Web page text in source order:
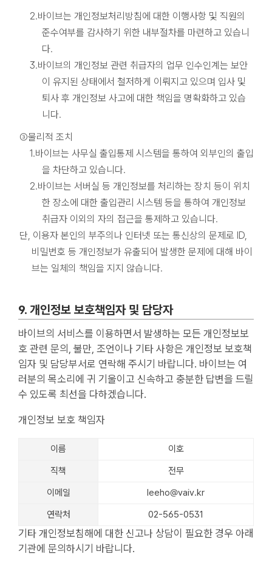
2.바이브는 개인정보처리방침에 대한 이행사항 및 직원의
준수여부를 감사하기 위한 내부절차를 마련하고 있습니
다.
3.바이브의 개인정보 관련 취급자의 업무 인수인계는 보안
이 유지된 상태에서 철저하게 이뤄지고 있으며 입사 및
퇴사 후 개인정보 사고에 대한 책임을 명확화하고 있습
니다.
③물리적 조치
1.바이브는 사무실 출입통제 시스템을 통하여 외부인의 출입
을 차단하고 있습니다.
2.바이브는 서버실 등 개인정보를 처리하는 장치 등이 위치
한 장소에 대한 출입관리 시스템 등을 통하여 개인정보
취급자 이외의 자의 접근을 통제하고 있습니다.
단, 이용자 본인의 부주의나 인터넷 또는 통신상의 문제로 ID,
비밀번호 등 개인정보가 유출되어 발생한 문제에 대해 바이
브는 일체의 책임을 지지 않습니다.
9. 개인정보 보호책임자 및 담당자
바이브의 서비스를 이용하면서 발생하는 모든 개인정보보
호 관련 문의, 불만, 조언이나 기타 사항은 개인정보 보호책
임자 및 담당부서로 연락해 주시기 바랍니다. 바이브는 여
러분의 목소리에 귀 기울이고 신속하고 충분한 답변을 드릴
수 있도록 최선을 다하겠습니다.
개인정보 보호 책임자
이름
이호
직책
전무
이메일
leeho@vaiv.kr
연락처
02-565-0531
기타 개인정보침해에 대한 신고나 상담이 필요한 경우 아래
기관에 문의하시기 바랍니다.